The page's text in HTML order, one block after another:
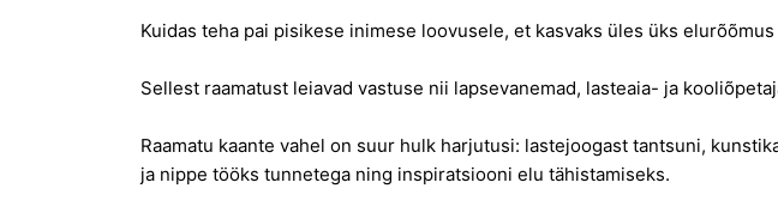
Kuidas teha pai pisikese inimese loovusele, et kasvaks üles üks elurõõmus
Sellest raamatust leiavad vastuse nii lapsevanemad, lasteaia- ja
Raamatu kaante vahel on suur hulk harjutusi: lastejoogast tantsuni,
ja nippe tööks tunnetega ning inspiratsiooni elu tähistamiseks.